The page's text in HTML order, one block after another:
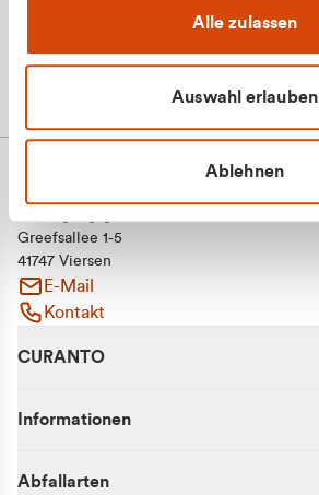
Alle zulassen
Auswahl erlauben
Ablehnen
Greefsallee 1-5
41747 Viersen
E-Mail
Kontakt
CURANTO
Informationen
Abfallarten